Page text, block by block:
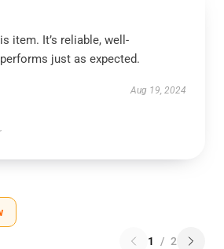
item. It’s reliable, well-
just as expected.
Aug 19, 2024
1 / 2